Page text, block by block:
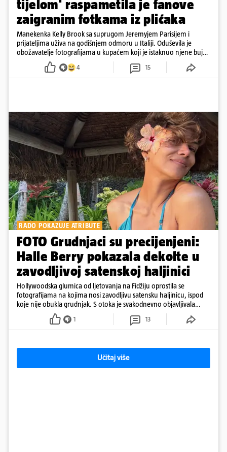
tijelom' raspametila je fanove
zaigranim fotkama iz plićaka
Manekenka Kelly Brook sa suprugom Jeremyjem Parisijem i
prijateljima uživa na godišnjem odmoru u Italiji. Oduševila je
obožavatelje fotografijama u kupaćem koji je istaknuo njene bujne
4 15
RADO POKAZUJE ATRIBUTE
FOTO Grudnjaci su precijenjeni:
Halle Berry pokazala dekolte u
zavodljivoj satenskoj haljinici
Hollywoodska glumica od ljetovanja na Fidžiju oprostila se
fotografijama na kojima nosi zavodljivu satensku haljinicu, ispod
koje nije obukla grudnjak. S otoka je svakodnevno objavljivala
fotografije u kupaćem
1 13
Učitaj više